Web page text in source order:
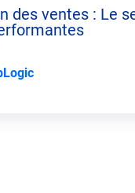
des ventes : Le